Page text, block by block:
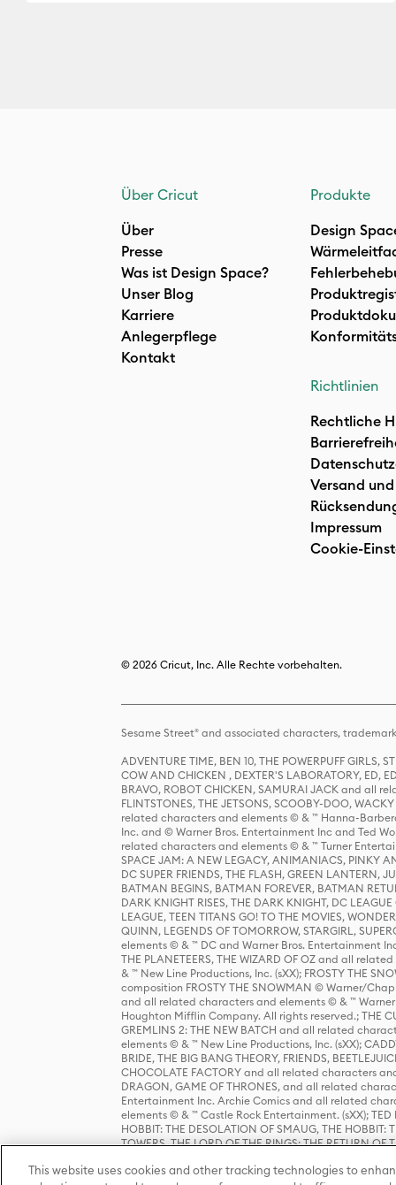
Über Cricut
Über
Presse
Was ist Design Space?
Unser Blog
Karriere
Anlegerpflege
Kontakt
Produkte
Design
Richtlinien
Rechtliche
Versand und
Impressum
Cookie-
© 2026 Cricut, Inc. Alle Rechte vorbehalten.
Sesame Street® and associated characters,
ADVENTURE TIME, BEN 10, THE POWERPUFF GIRLS,
COW AND CHICKEN , DEXTER'S LABORATORY, ED,
BRAVO, ROBOT CHICKEN, SAMURAI JACK and all
FLINTSTONES, THE JETSONS, SCOOBY-DOO,
related characters and elements © & ™ Hanna-
Inc. and © Warner Bros. Entertainment Inc and Ted
related characters and elements © & ™ Turner
SPACE JAM: A NEW LEGACY, ANIMANIACS,
DC SUPER FRIENDS, THE FLASH, GREEN
BATMAN BEGINS, BATMAN FOREVER, BATMAN
DARK KNIGHT RISES, THE DARK KNIGHT, DC
LEAGUE, TEEN TITANS GO! TO THE MOVIES,
QUINN, LEGENDS OF TOMORROW, STARGIRL,
elements © & ™ DC and Warner Bros. Entertainment
THE PLANETEERS, THE WIZARD OF OZ and all
& ™ New Line Productions, Inc. (sXX); FROSTY THE
composition FROSTY THE SNOWMAN © Warner/
and all related characters and elements © & ™ Warner
Houghton Mifflin Company. All rights reserved.; THE
GREMLINS 2: THE NEW BATCH and all related
elements © & ™ New Line Productions, Inc. (sXX);
BRIDE, THE BIG BANG THEORY, FRIENDS,
CHOCOLATE FACTORY and all related characters
DRAGON, GAME OF THRONES, and all related
Entertainment Inc. Archie Comics and all related
elements © & ™ Castle Rock Entertainment. (sXX); TED
HOBBIT: THE DESOLATION OF SMAUG, THE HOBBIT:
TOWERS, THE LORD OF THE RINGS: THE
Warner Bros. Entertainment Inc. (sXX); WIZARDING
This website uses cookies and other tracking technologies to